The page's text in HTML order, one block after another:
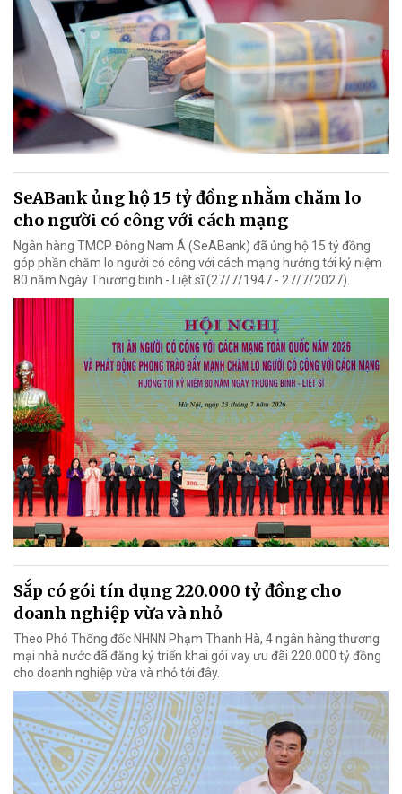
SeABank ủng hộ 15 tỷ đồng nhằm chăm lo
cho người có công với cách mạng
Ngân hàng TMCP Đông Nam Á (SeABank) đã ủng hộ 15 tỷ đồng
góp phần chăm lo người có công với cách mạng hướng tới kỷ niệm
80 năm Ngày Thương binh - Liệt sĩ (27/7/1947 - 27/7/2027).
Sắp có gói tín dụng 220.000 tỷ đồng cho
doanh nghiệp vừa và nhỏ
Theo Phó Thống đốc NHNN Phạm Thanh Hà, 4 ngân hàng thương
mại nhà nước đã đăng ký triển khai gói vay ưu đãi 220.000 tỷ đồng
cho doanh nghiệp vừa và nhỏ tới đây.